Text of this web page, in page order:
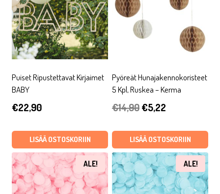
Puiset Ripustettavat Kirjaimet
BABY
€22,90
LISÄÄ OSTOSKORIIN
Pyöreät Hunajakennokoristeet
5 Kpl, Ruskea – Kerma
€14,90Alkuperäinen
oli:
€14,90.
€5,22
on:
€5,22.
LISÄÄ OSTOSKORIIN
ALE! ALE!